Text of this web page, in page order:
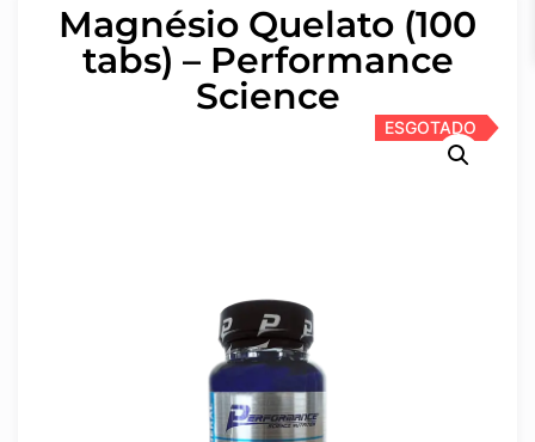
Magnésio Quelato (100
tabs) – Performance
Science
ESGOTADO